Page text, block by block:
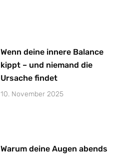
Wenn deine innere Balance
kippt – und niemand die
Ursache findet
10. November 2025
Warum deine Augen abends